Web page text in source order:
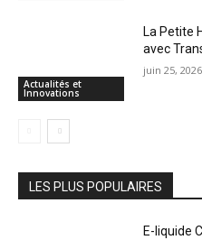
Actualités et
Innovations
La Petite
avec
juin 25, 2026
LES PLUS POPULAIRES
E-liquide